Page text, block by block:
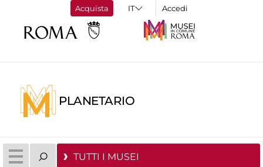
Acquista Accedi
PLANETARIO
TUTTI I MUSEI